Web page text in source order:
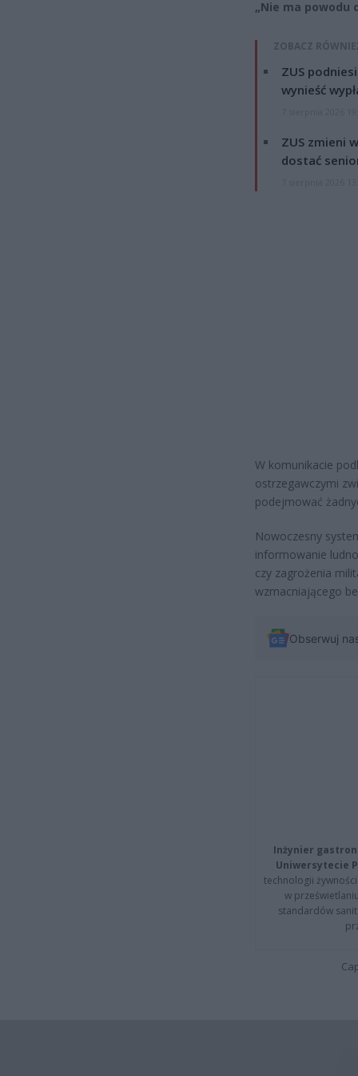
„Nie ma powodu
ZOBACZ
ZUS
wynieść
ZUS zmieni
dostać
W komunikacie
ostrzegawczymi
podejmować
Nowoczesny
informowanie
czy zagrożenia
wzmacniającego
Obserwuj
Inżynier
Uniwersytecie
technologii
w
standardów